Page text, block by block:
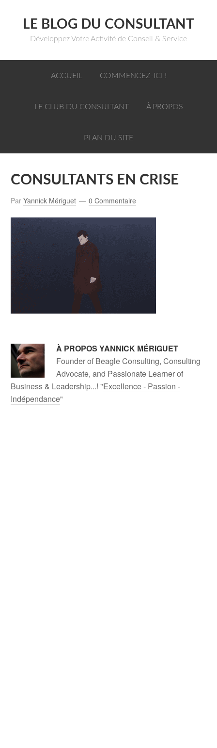
LE BLOG DU CONSULTANT
Développez Votre Activité de Conseil & Service
ACCUEIL COMMENCEZ-ICI !
LE CLUB DU CONSULTANT À PROPOS
PLAN DU SITE
CONSULTANTS EN CRISE
ParYannick Mériguet 0 Commentaire
À PROPOSYANNICK MÉRIGUET
Founder of Beagle Consulting, Consulting
Advocate, and Passionate Learner of
Business & Leadership...! "Excellence - Passion -
Indépendance"